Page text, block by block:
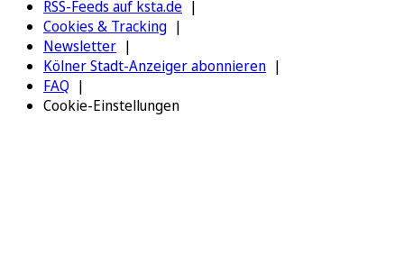
RSS-Feeds auf ksta.de
Cookies & Tracking
Newsletter
Kölner Stadt-Anzeiger abonnieren
FAQ
Cookie-Einstellungen